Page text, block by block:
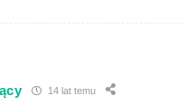
14 lat temu